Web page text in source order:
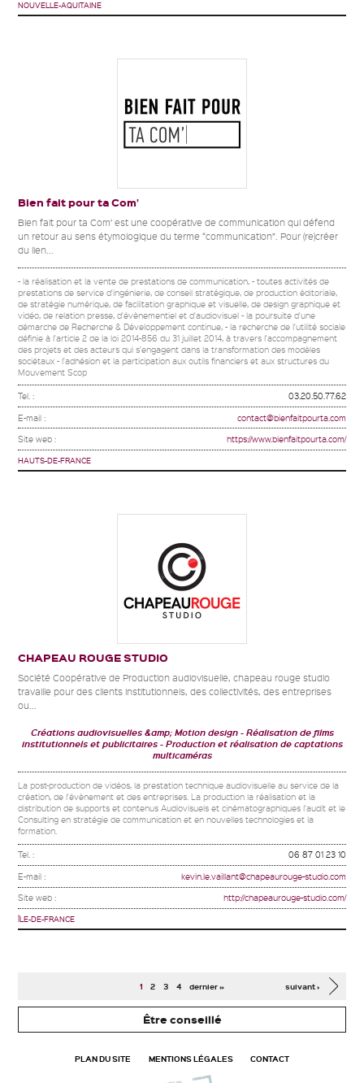
NOUVELLE-AQUITAINE
Bien fait pour ta Com’
Bien fait pour ta Com’ est une coopérative de communication qui défend
un retour au sens étymologique du terme “communication”. Pour (re)créer
du lien...
- la réalisation et la vente de prestations de communication, - toutes activités de
prestations de service d'ingénierie, de conseil stratégique, de production éditoriale,
de stratégie numérique, de facilitation graphique et visuelle, de design graphique et
vidéo, de relation presse, d'évènementiel et d'audiovisuel - la poursuite d'une
démarche de Recherche & Développement continue, - la recherche de l'utilité sociale
définie à l'article 2 de la loi 2014-856 du 31 juillet 2014, à travers l'accompagnement
des projets et des acteurs qui s'engagent dans la transformation des modèles
sociétaux - l'adhésion et la participation aux outils financiers et aux structures du
Mouvement Scop
Tel. : 03.20.50.77.62
E-mail : contact@bienfaitpourta.com
Site web : https://www.bienfaitpourta.com/
HAUTS-DE-FRANCE
CHAPEAU ROUGE STUDIO
Société Coopérative de Production audiovisuelle, chapeau rouge studio
travaille pour des clients institutionnels, des collectivités, des entreprises
ou...
Créations audiovisuelles &amp; Motion design
Réalisation de films
institutionnels et publicitaires
Production et réalisation de captations
multicaméras
La post-production de vidéos, la prestation technique audiovisuelle au service de la
création, de l'évènement et des entreprises. La production la réalisation et la
distribution de supports et contenus Audiovisuels et cinématographiques l'audit et le
Consulting en stratégie de communication et en nouvelles technologies et la
formation.
Tel. : 06 87 01 23 10
E-mail : kevin.le.vaillant@chapeaurouge-studio.com
Site web : http://chapeaurouge-studio.com/
ÎLE-DE-FRANCE
1 2 3 4 suivant ›
dernier »
Être conseillé
PLAN DU SITE MENTIONS LÉGALES CONTACT